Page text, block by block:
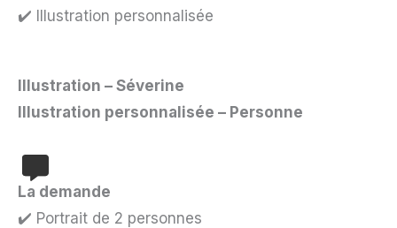
✔️ Illustration personnalisée
Illustration – Séverine
Illustration personnalisée – Personne
La demande
✔️ Portrait de 2 personnes